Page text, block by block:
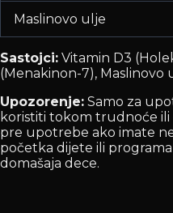
Maslinovo ulje
Sastojci: Vitamin D3
(Menakinon-7), Maslinovo
Upozorenje: Samo za
koristiti tokom trudnoće
pre upotrebe ako imate
početka dijete ili
domašaja dece.